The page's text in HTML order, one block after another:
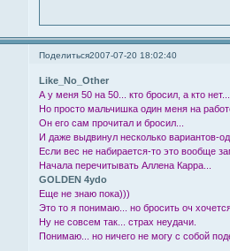
Поделиться2007-07-20 18:02:40
Like_No_Other
А у меня 50 на 50... кто бросил, а кто нет...
Но просто мальчишка один меня на
Он его сам прочитал и бросил...
И даже выдвинул несколько вариантов-
Если вес не набирается-то это вообще
Начала перечитывать Аллена Карра...
GOLDEN 4ydo
Еще не знаю пока)))
Это то я понимаю... но бросить оч
Ну не совсем так... страх неудачи.
Понимаю... но ничего не могу с собой